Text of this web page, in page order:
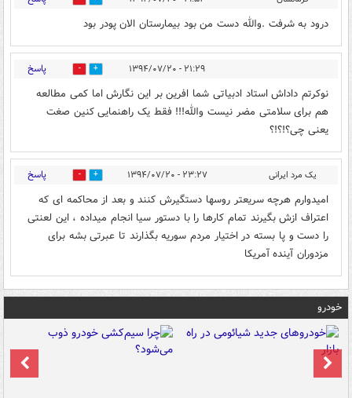
درود به شرفت .والله دست من بود بیمارستان الان پودر بود
۲۱:۲۹ - ۱۳۹۴/۰۷/۲۰ 0 پاسخ
نوکرتم داداش استاد ادبیاتی شما افرین بر این نگارش اما کمی مطالعه
هم برای سلامتی مضر نیست والله!!! فقط یک راهنمایی کنین صغت
یعنی چی؟!؟!؟
یک مرد ایرانی ۲۳:۲۷ - ۱۳۹۴/۰۷/۲۰ 0 پاسخ
امیدوارم هرچه سریعتر روسها دستگیرش کنند و بعد از محاکمه ای که
اعتراف ازش بگیرند تمام کارها را با دستور سیا انجام میداده ، این لعنتی
را دست و پا بسته در اختیار مردم سوریه بگذارند تا عبرتی بشه برای
مزدوران آینده آمریکا
خودرو